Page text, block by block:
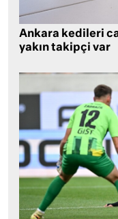
Ankara kedileri
yakın takipçi var